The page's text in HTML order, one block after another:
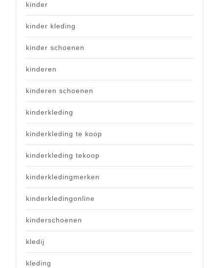
kinder
kinder kleding
kinder schoenen
kinderen
kinderen schoenen
kinderkleding
kinderkleding te koop
kinderkleding tekoop
kinderkledingmerken
kinderkledingonline
kinderschoenen
kledij
kleding